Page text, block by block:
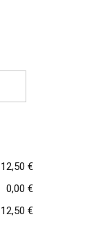
12,50 €
0,00 €
12,50 €